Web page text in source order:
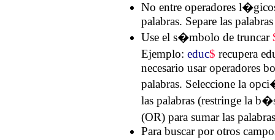
No entre operadores
palabras. Separe las
Use el s�mbolo de truncar
Ejemplo: educ$ recupera
necesario usar operadores
palabras. Seleccione la
las palabras (restringe la
(OR) para sumar las
Para buscar por otros